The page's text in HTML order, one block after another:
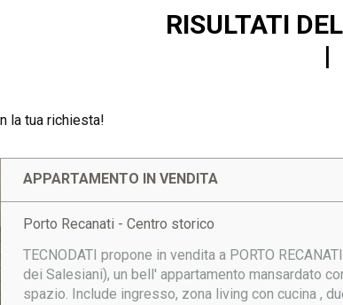
RISULTATI
la tua richiesta!
APPARTAMENTO IN VENDITA
Porto Recanati - Centro storico
TECNODATI propone in vendita a PORTO
dei Salesiani), un bell' appartamento mansardato
spazio. Include ingresso, zona living con cucina ,